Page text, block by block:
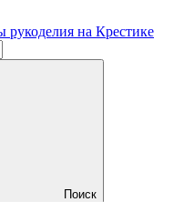
Поиск